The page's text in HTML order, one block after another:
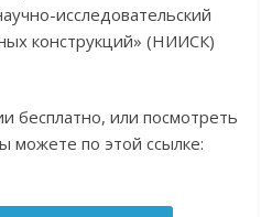
исследовательский
конструкций» (НИИСК)
бесплатно, или посмотреть
можете по этой ссылке: